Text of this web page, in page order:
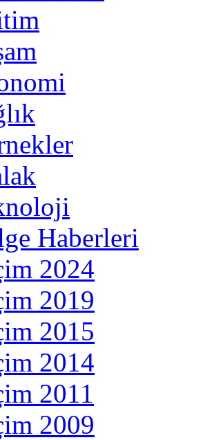
Haberleri
2024
2019
2015
2014
2011
2009